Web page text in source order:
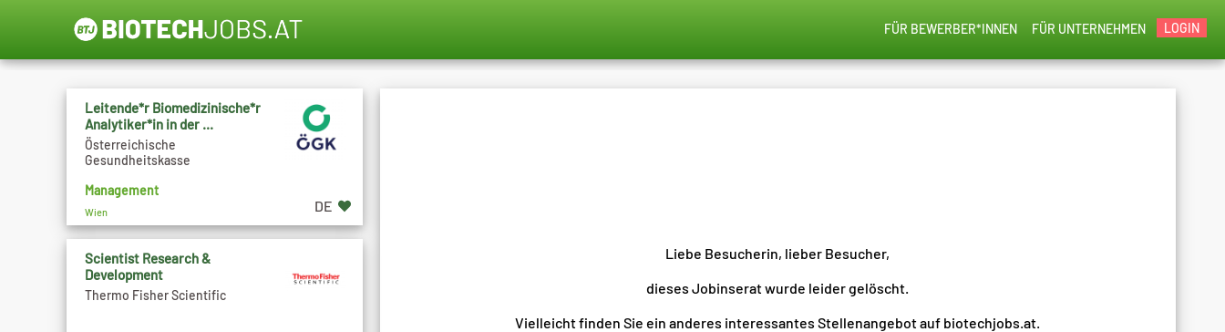
LOGIN
FÜR UNTERNEHMEN
FÜR BEWERBER*INNEN
Liebe Besucherin, lieber Besucher,
dieses Jobinserat wurde leider gelöscht.
Vielleicht finden Sie ein anderes interessantes Stellenangebot auf biotechjobs.at.
Leitende*r Biomedizinische*r
Analytiker*in in der ...
Österreichische
Gesundheitskasse
Management
Wien DE
Scientist Research &
Development
Thermo Fisher Scientific